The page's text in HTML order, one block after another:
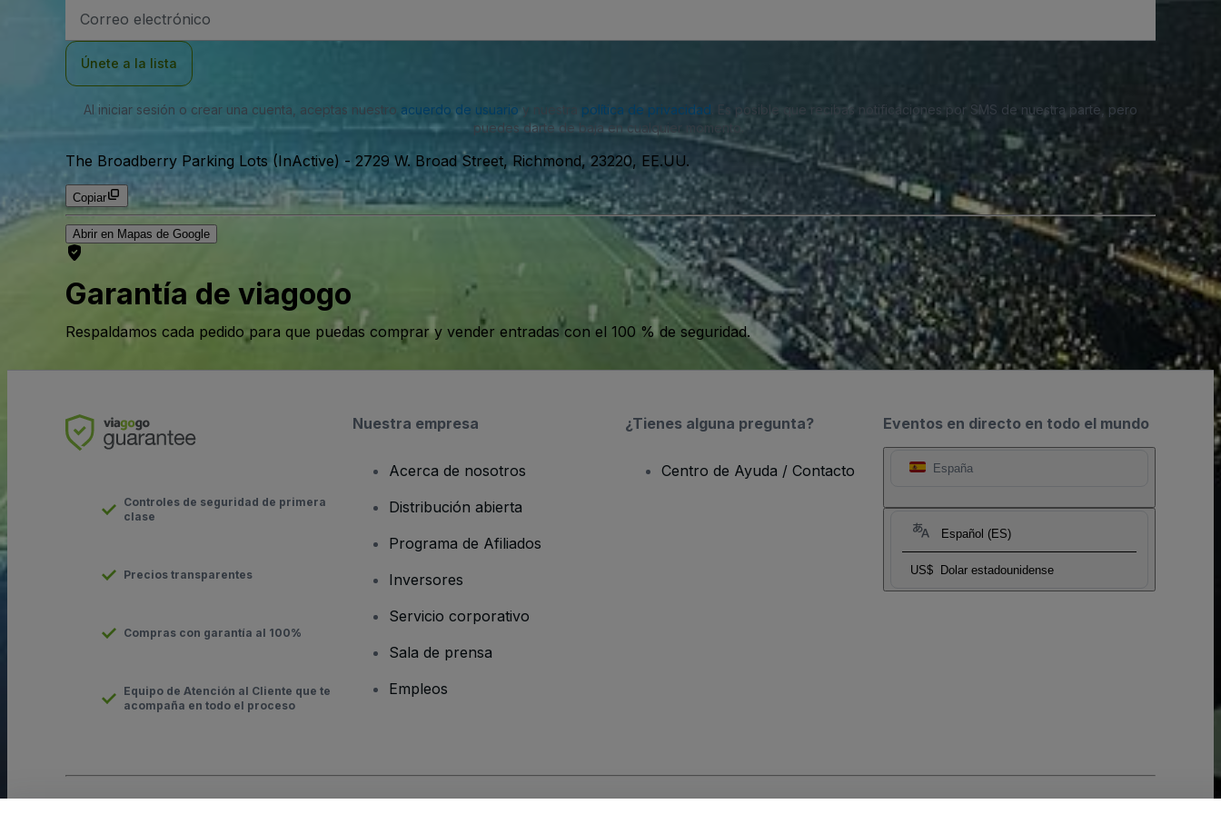
de
Únete a la lista
Al iniciar sesión o crear una cuenta, aceptas nuestro acuerdo de usuarioy nuestra política de privacidad . Es posible que recibas notificaciones por SMS de nuestra parte, pero
puedes darte de baja en cualquier momento.
The Broadberry Parking Lots (InActive) - 2729 W. Broad Street, Richmond, 23220, EE.UU.
Copiar
Abrir en Mapas de Google
Garantía de viagogo
Respaldamos cada pedido para que puedas comprar y vender entradas con el 100 % de seguridad.
Eventos en directo en todo el mundo
España
Español (ES)
US$ Dolar estadounidense
Controles de seguridad de primera
clase
Precios transparentes
Compras con garantía al 100%
Equipo de Atención al Cliente que te
acompaña en todo el proceso
Nuestra empresa
Acerca de nosotros
Distribución abierta
Programa de Afiliados
Inversores
Servicio corporativo
Sala de prensa
Empleos
¿Tienes alguna pregunta?
Centro de Ayuda / Contacto